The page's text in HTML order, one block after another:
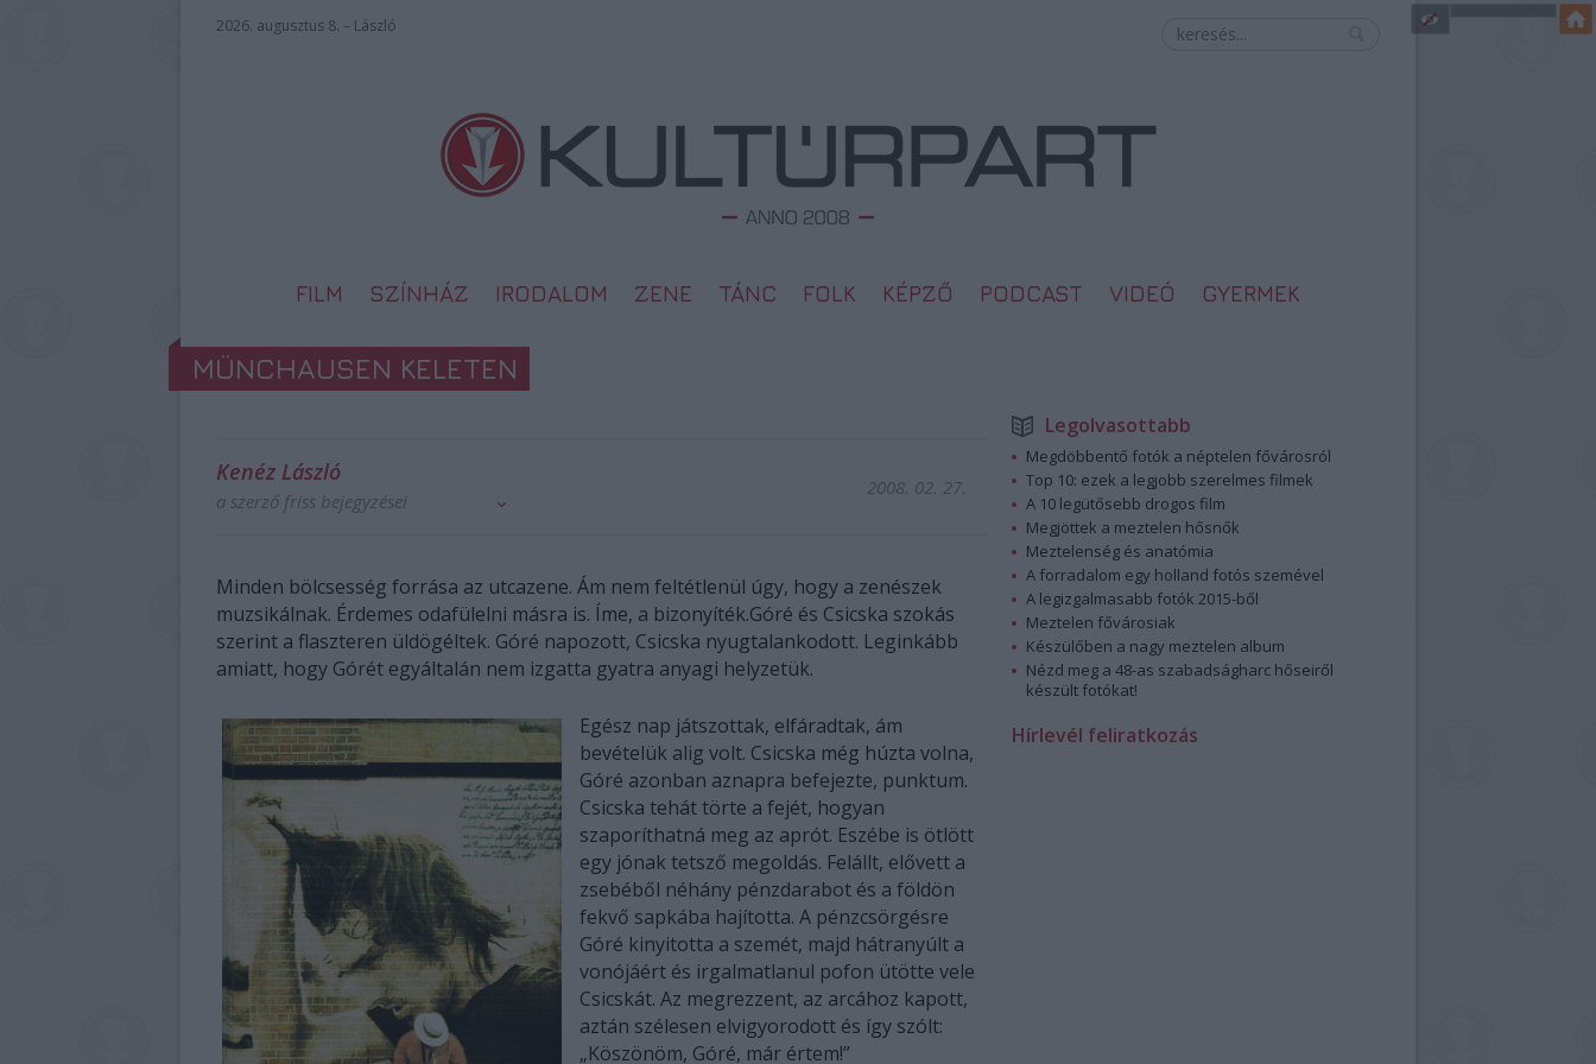
2026. augusztus 8. – László
FILM SZÍNHÁZ IRODALOM ZENE TÁNC FOLK KÉPZŐ PODCAST VIDEÓ GYERMEK
MÜNCHAUSEN KELETEN
Kenéz László
a szerző friss bejegyzései
2008. 02. 27.
Minden bölcsesség forrása az utcazene. Ám nem feltétlenül úgy, hogy a zenészek
muzsikálnak. Érdemes odafülelni másra is. Íme, a bizonyíték.Góré és Csicska szokás
szerint a flaszteren üldögéltek. Góré napozott, Csicska nyugtalankodott. Leginkább
amiatt, hogy Górét egyáltalán nem izgatta gyatra anyagi helyzetük.
Egész nap játszottak, elfáradtak, ám
bevételük alig volt. Csicska még húzta volna,
Góré azonban aznapra befejezte, punktum.
Csicska tehát törte a fejét, hogyan
szaporíthatná meg az aprót. Eszébe is ötlött
egy jónak tetsző megoldás. Felállt, elővett a
zsebéből néhány pénzdarabot és a földön
fekvő sapkába hajította. A pénzcsörgésre
Góré kinyitotta a szemét, majd hátranyúlt a
vonójáért és irgalmatlanul pofon ütötte vele
Csicskát. Az megrezzent, az arcához kapott,
aztán szélesen elvigyorodott és így szólt:
„Köszönöm, Góré, már értem!”
Legolvasottabb
Megdöbbentő fotók a néptelen fővárosról
Top 10: ezek a legjobb szerelmes filmek
A 10 legütősebb drogos film
Megjöttek a meztelen hősnők
Meztelenség és anatómia
A forradalom egy holland fotós szemével
A legizgalmasabb fotók 2015-ből
Meztelen fővárosiak
Készülőben a nagy meztelen album
Nézd meg a 48-as szabadságharc hőseiről
készült fotókat!
Hírlevél feliratkozás